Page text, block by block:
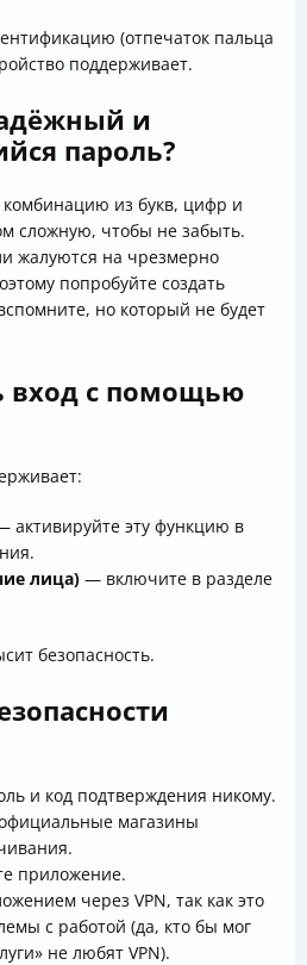
(отпечаток пальца
поддерживает.
и
пароль?
комбинацию из букв, цифр и
сложную, чтобы не забыть.
жалуются на чрезмерно
попробуйте создать
но который не будет
вход с помощью
активируйте эту функцию в
лица) — включите в разделе
безопасность.
и код подтверждения никому.
магазины
приложение.
через VPN, так как это
с работой (да, кто бы мог
не любят VPN).